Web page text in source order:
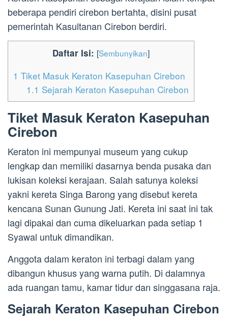
beberapa pendiri cirebon bertahta, disini pusat
pemerintah Kasultanan Cirebon berdiri.
Daftar Isi: [Sembunyikan]
1 Tiket Masuk Keraton Kasepuhan Cirebon
1.1 Sejarah Keraton Kasepuhan Cirebon
Tiket Masuk Keraton Kasepuhan
Cirebon
Keraton ini mempunyai museum yang cukup
lengkap dan memiliki dasarnya benda pusaka dan
lukisan koleksi kerajaan. Salah satunya koleksi
yakni kereta Singa Barong yang disebut kereta
kencana Sunan Gunung Jati. Kereta ini saat ini tak
lagi dipakai dan cuma dikeluarkan pada setiap 1
Syawal untuk dimandikan.
Anggota dalam keraton ini terbagi dalam yang
dibangun khusus yang warna putih. Di dalamnya
ada ruangan tamu, kamar tidur dan singgasana raja.
Sejarah Keraton Kasepuhan Cirebon